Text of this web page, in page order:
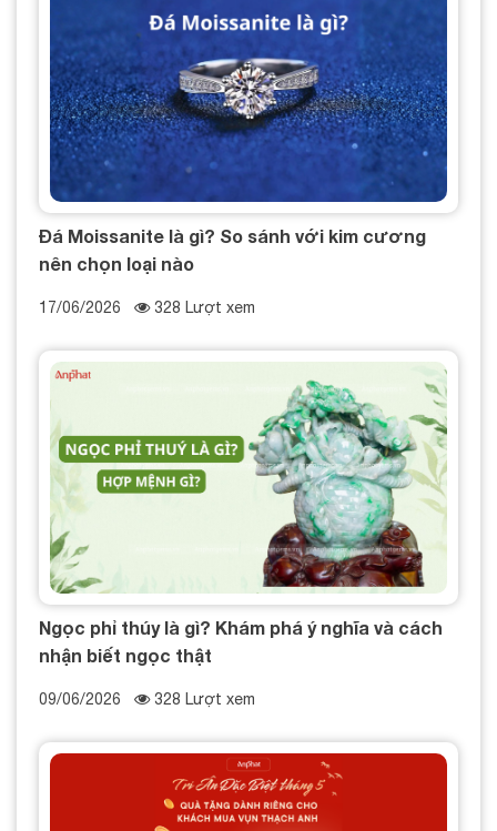
Đá Moissanite là gì? So sánh với kim cương
nên chọn loại nào
17/06/2026 328 Lượt xem
Ngọc phỉ thúy là gì? Khám phá ý nghĩa và cách
nhận biết ngọc thật
09/06/2026 328 Lượt xem